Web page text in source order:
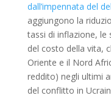
dall’impennata del
aggiungono la
tassi di inflazione, le
del costo della vita,
Oriente e il Nord
reddito) negli ultimi
del conflitto in